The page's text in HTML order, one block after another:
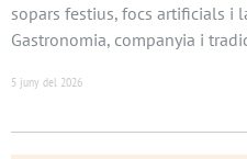
sopars festius, focs artificials i
Gastronomia, companyia i
5 juny del 2026